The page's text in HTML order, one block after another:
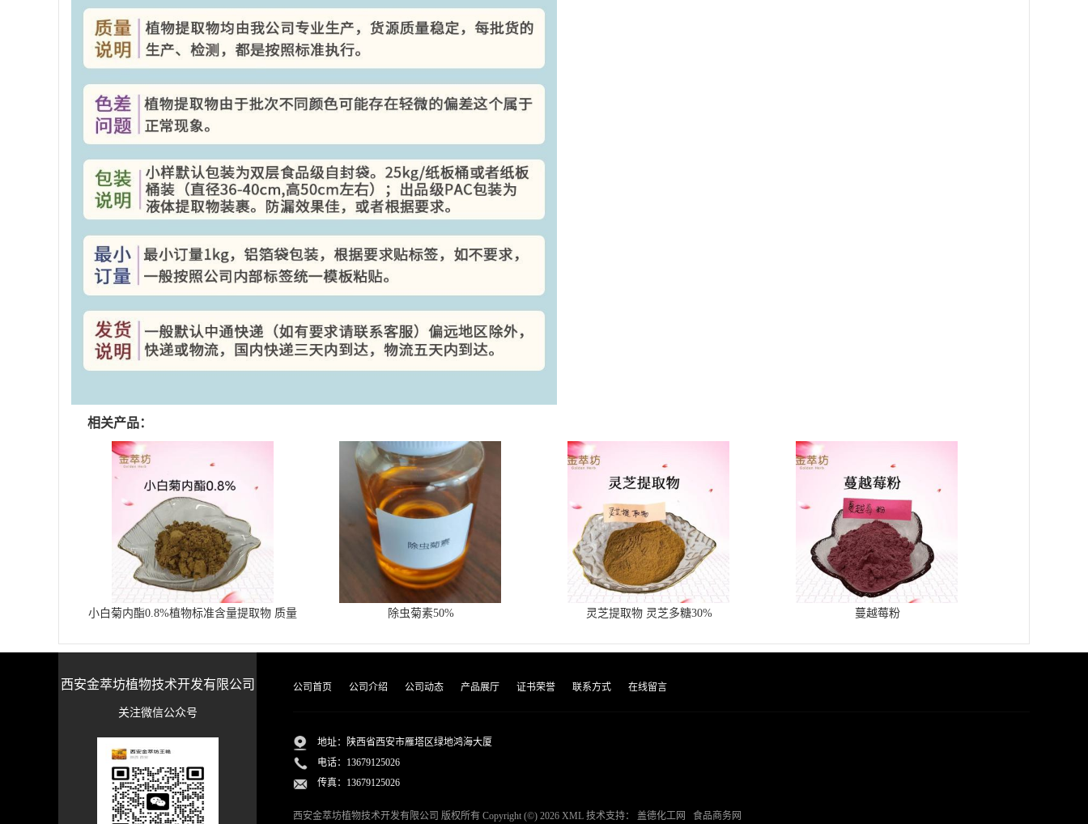
相关产品：
小白菊内酯0.8%植物标准含量提取物 质量
除虫菊素50% 灵芝提取物 灵芝多糖30% 蔓越莓粉
西安金萃坊植物技术开发有限公司
关注微信公众号
公司首页 公司介绍 公司动态 产品展厅 证书荣誉 联系方式 在线留言
地址：陕西省西安市雁塔区绿地鸿海大厦
电话： 13679125026
传真：13679125026
西安金萃坊植物技术开发有限公司 版权所有 Copyright (©) 2026 XML 技术支持： 盖德化工网 食品商务网